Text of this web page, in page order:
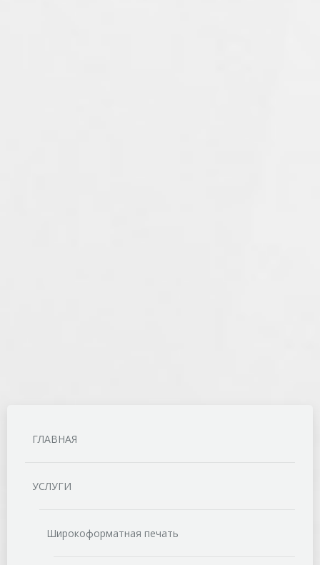
ГЛАВНАЯ
УСЛУГИ
Широкоформатная печать